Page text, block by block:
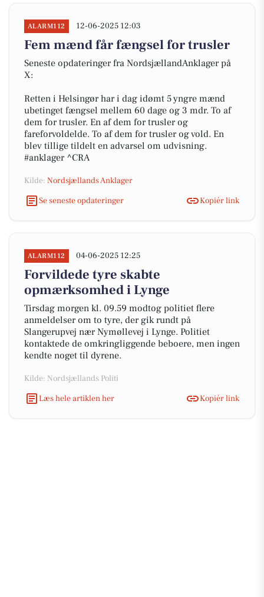
ALARM112 12-06-2025 12:03
Fem mænd får fængsel for trusler
Seneste opdateringer fra NordsjællandAnklager på
X:
Retten i Helsingør har i dag idømt 5 yngre mænd
ubetinget fængsel mellem 60 dage og 3 mdr. To af
dem for trusler. En af dem for trusler og
fareforvoldelde. To af dem for trusler og vold. En
blev tillige tildelt en advarsel om udvisning.
#anklager ^CRA
Kilde: Nordsjællands Anklager
Se seneste opdateringer
Kopiér link
ALARM112 04-06-2025 12:25
Forvildede tyre skabte
opmærksomhed i Lynge
Tirsdag morgen kl. 09.59 modtog politiet flere
anmeldelser om to tyre, der gik rundt på
Slangerupvej nær Nymøllevej i Lynge. Politiet
kontaktede de omkringliggende beboere, men ingen
kendte noget til dyrene.
Kilde: Nordsjællands Politi
Læs hele artiklen her
Kopiér link